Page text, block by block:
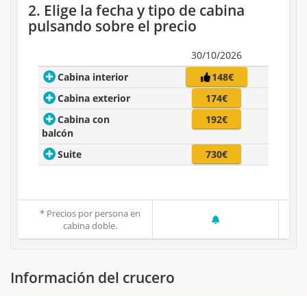
2. Elige la fecha y tipo de cabina
pulsando sobre el precio
30/10/2026
Cabina interior
148€
Cabina exterior
174€
Cabina con
balcón
192€
Suite 730€
* Precios por persona en
cabina doble.
Información del crucero